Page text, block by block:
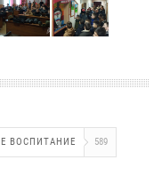
ВОСПИТАНИЕ 589